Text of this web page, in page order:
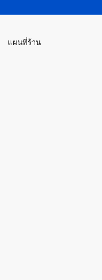
แผนที่ร้าน